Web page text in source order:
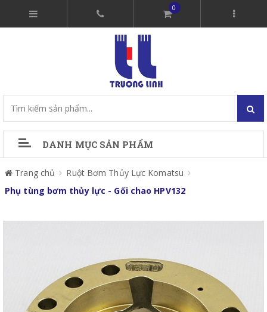
0
DANH MỤC SẢN PHẨM
Trang chủ
Ruột Bơm Thủy Lực Komatsu
Phụ tùng bơm thủy lực - Gối chao HPV132